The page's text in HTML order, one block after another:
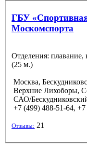
ГБУ
Москомспорта
Отделения: плавание,
(25 м.)
Москва,
Верхние Лихоборы,
САО/
+7 (499) 488-51-64,
Отзывы: 21